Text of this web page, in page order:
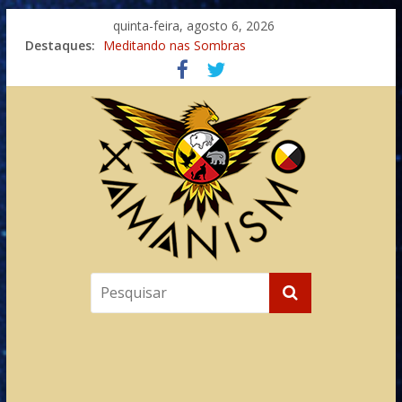
quinta-feira, agosto 6, 2026
Destaques: Meditando nas Sombras
Autosuficiência: A Jornada do Espírito Ancestral
Xamanismo Universal
Totens – Caminho Espiritual – Crescimento
Imaginação na Cura